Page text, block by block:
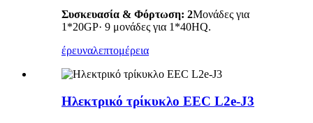
Συσκευασία & Φόρτωση: 2Μονάδες για
1*20GP· 9 μονάδες για 1*40HQ.
έρευναλεπτομέρεια
Ηλεκτρικό τρίκυκλο EEC L2e-J3